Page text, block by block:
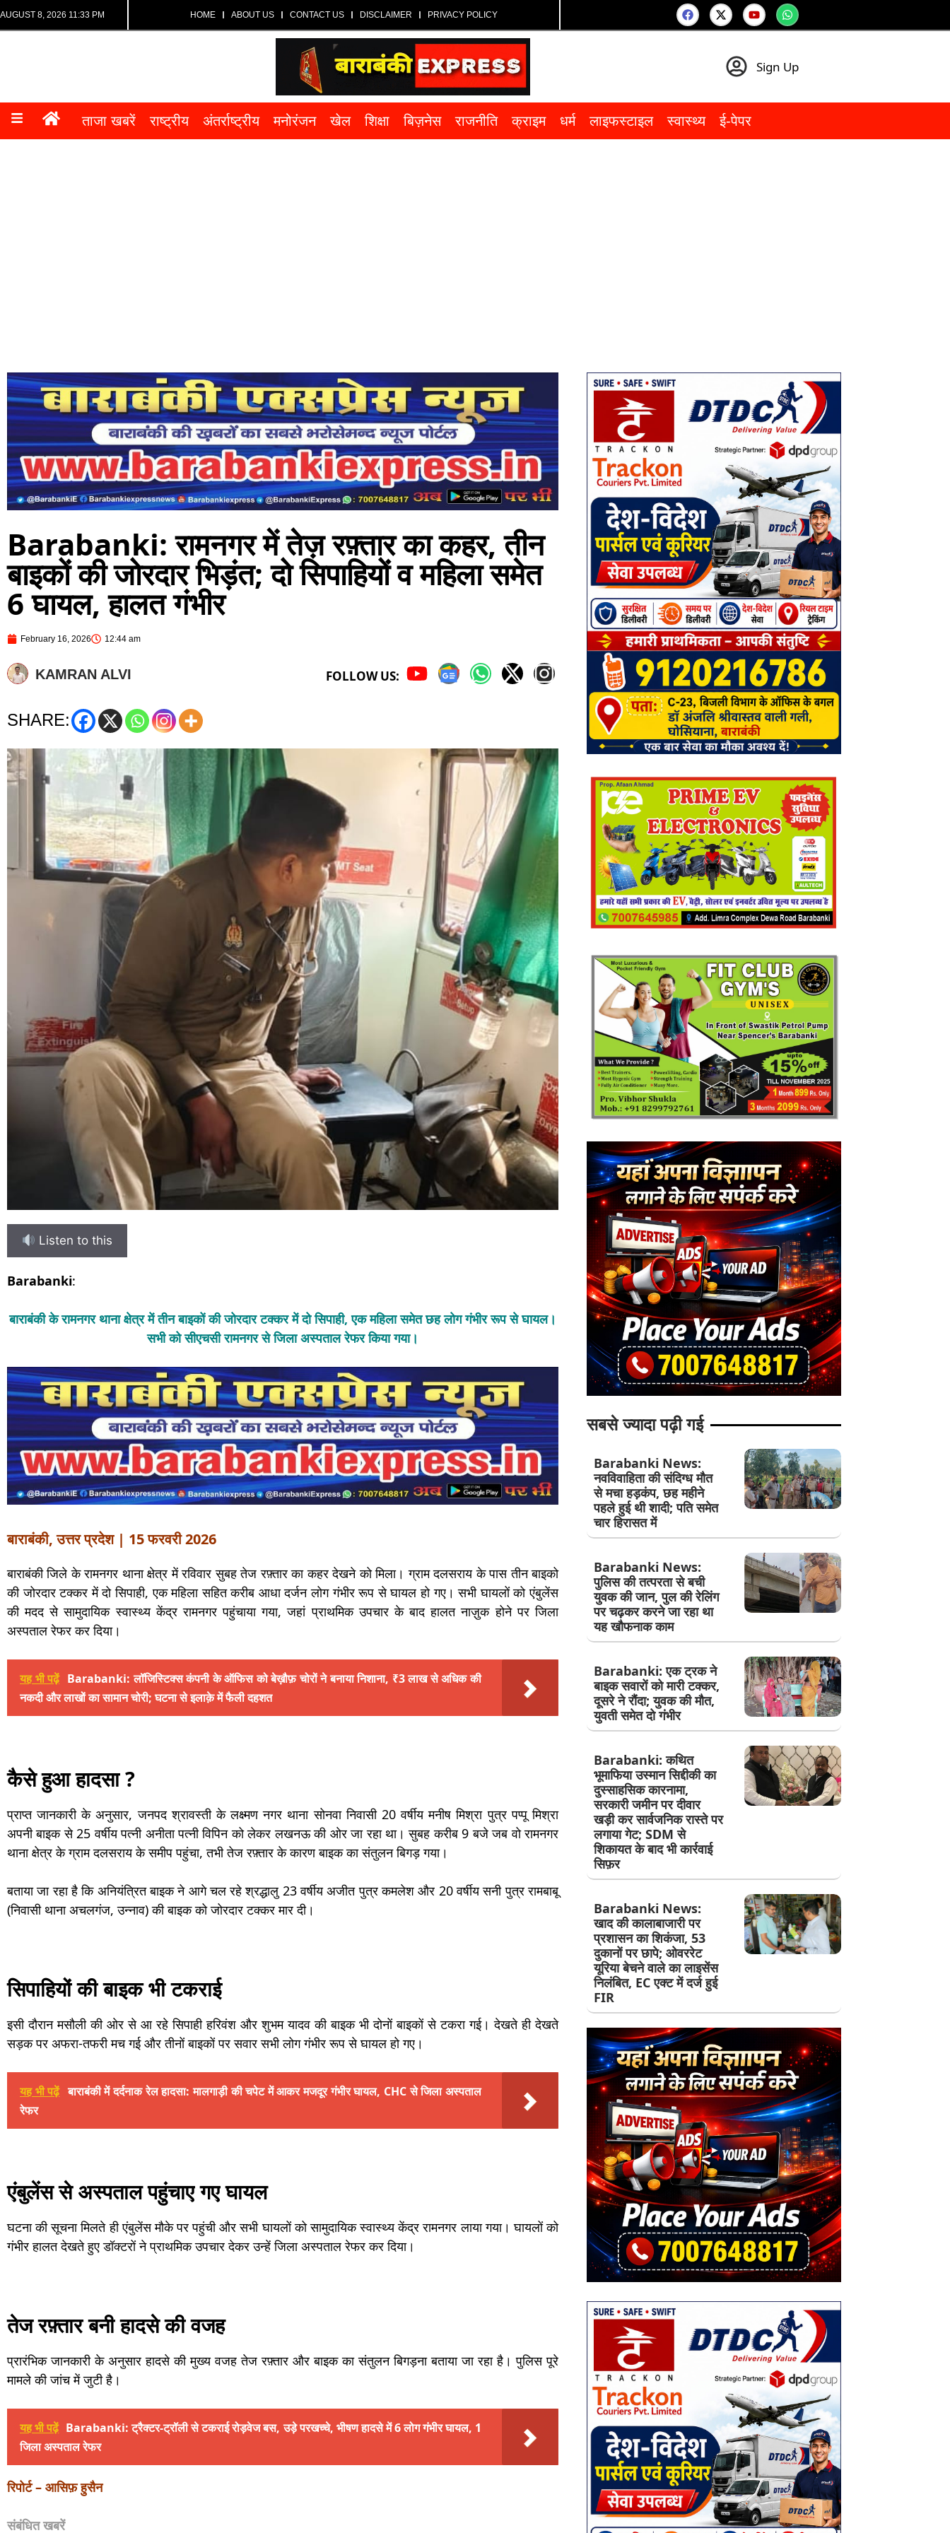
AUGUST 8, 2026 11:33 PM HOME ABOUT US CONTACT US DISCLAIMER PRIVACY POLICY
Sign Up
ताजा खबरें राष्ट्रीय अंतर्राष्ट्रीय मनोरंजन खेल शिक्षा बिज़नेस राजनीति क्राइम धर्म लाइफस्टाइल स्वास्थ्य ई-पेपर
Barabanki: रामनगर में तेज़ रफ़्तार का कहर, तीन
बाइकों की जोरदार भिड़ंत; दो सिपाहियों व महिला समेत
6 घायल, हालत गंभीर
February 16, 2026 12:44 am
KAMRAN ALVI FOLLOW US:
SHARE:
Listen to this
Barabanki:
बाराबंकी के रामनगर थाना क्षेत्र में तीन बाइकों की जोरदार टक्कर में दो सिपाही, एक महिला समेत छह लोग गंभीर रूप से घायल।
सभी को सीएचसी रामनगर से जिला अस्पताल रेफर किया गया।
बाराबंकी, उत्तर प्रदेश | 15 फरवरी 2026
बाराबंकी जिले के रामनगर थाना क्षेत्र में रविवार सुबह तेज रफ़्तार का कहर देखने को मिला। ग्राम दलसराय के पास तीन बाइको
की जोरदार टक्कर में दो सिपाही, एक महिला सहित करीब आधा दर्जन लोग गंभीर रूप से घायल हो गए। सभी घायलों को एंबुलेंस
की मदद से सामुदायिक स्वास्थ्य केंद्र रामनगर पहुंचाया गया, जहां प्राथमिक उपचार के बाद हालत नाज़ुक होने पर जिला
अस्पताल रेफर कर दिया।
यह भी पढ़ें Barabanki: लॉजिस्टिक्स कंपनी के ऑफिस को बेख़ौफ़ चोरों ने बनाया निशाना, ₹3 लाख से अधिक की
नकदी और लाखों का सामान चोरी; घटना से इलाक़े में फैली दहशत
कैसे हुआ हादसा ?
प्राप्त जानकारी के अनुसार, जनपद श्रावस्ती के लक्ष्मण नगर थाना सोनवा निवासी 20 वर्षीय मनीष मिश्रा पुत्र पप्पू मिश्रा
अपनी बाइक से 25 वर्षीय पत्नी अनीता पत्नी विपिन को लेकर लखनऊ की ओर जा रहा था। सुबह करीब 9 बजे जब वो रामनगर
थाना क्षेत्र के ग्राम दलसराय के समीप पहुंचा, तभी तेज रफ़्तार के कारण बाइक का संतुलन बिगड़ गया।
बताया जा रहा है कि अनियंत्रित बाइक ने आगे चल रहे श्रद्धालु 23 वर्षीय अजीत पुत्र कमलेश और 20 वर्षीय सनी पुत्र रामबाबू
(निवासी थाना अचलगंज, उन्नाव) की बाइक को जोरदार टक्कर मार दी।
सिपाहियों की बाइक भी टकराई
इसी दौरान मसौली की ओर से आ रहे सिपाही हरिवंश और शुभम यादव की बाइक भी दोनों बाइकों से टकरा गई। देखते ही देखते
सड़क पर अफरा-तफरी मच गई और तीनों बाइकों पर सवार सभी लोग गंभीर रूप से घायल हो गए।
यह भी पढ़ें बाराबंकी में दर्दनाक रेल हादसा: मालगाड़ी की चपेट में आकर मजदूर गंभीर घायल, CHC से जिला अस्पताल
रेफर
एंबुलेंस से अस्पताल पहुंचाए गए घायल
घटना की सूचना मिलते ही एंबुलेंस मौके पर पहुंची और सभी घायलों को सामुदायिक स्वास्थ्य केंद्र रामनगर लाया गया। घायलों को
गंभीर हालत देखते हुए डॉक्टरों ने प्राथमिक उपचार देकर उन्हें जिला अस्पताल रेफर कर दिया।
तेज रफ़्तार बनी हादसे की वजह
प्रारंभिक जानकारी के अनुसार हादसे की मुख्य वजह तेज रफ़्तार और बाइक का संतुलन बिगड़ना बताया जा रहा है। पुलिस पूरे
मामले की जांच में जुटी है।
यह भी पढ़ें Barabanki: ट्रैक्टर-ट्रॉली से टकराई रोड़वेज बस, उड़े परखच्चे, भीषण हादसे में 6 लोग गंभीर घायल, 1
जिला अस्पताल रेफर
रिपोर्ट – आसिफ़ हुसैन
संबंधित खबरें
सबसे ज्यादा पढ़ी गई
Barabanki News:
नवविवाहिता की संदिग्ध मौत
से मचा हड़कंप, छह महीने
पहले हुई थी शादी; पति समेत
चार हिरासत में
Barabanki News:
पुलिस की तत्परता से बची
युवक की जान, पुल की रेलिंग
पर चढ़कर करने जा रहा था
यह खौफनाक काम
Barabanki: एक ट्रक ने
बाइक सवारों को मारी टक्कर,
दूसरे ने रौंदा; युवक की मौत,
युवती समेत दो गंभीर
Barabanki: कथित
भूमाफिया उस्मान सिद्दीकी का
दुस्साहसिक कारनामा,
सरकारी जमीन पर दीवार
खड़ी कर सार्वजनिक रास्ते पर
लगाया गेट; SDM से
शिकायत के बाद भी कार्रवाई
सिफ़र
Barabanki News:
खाद की कालाबाजारी पर
प्रशासन का शिकंजा, 53
दुकानों पर छापे; ओवररेट
यूरिया बेचने वाले का लाइसेंस
निलंबित, EC एक्ट में दर्ज हुई
FIR